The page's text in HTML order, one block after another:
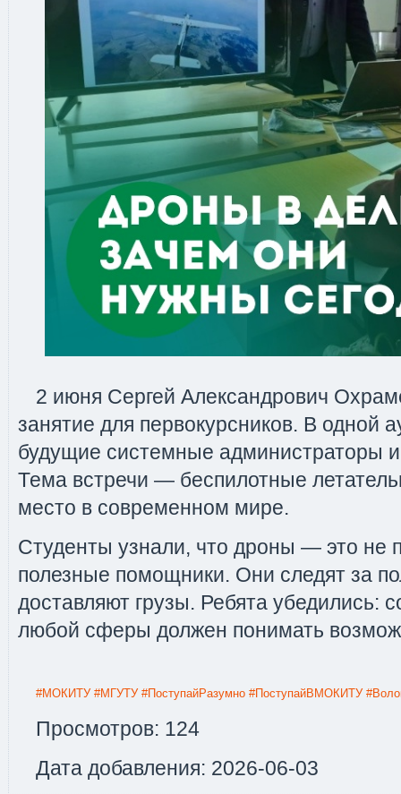
2 июня Сергей Александрович
занятие для первокурсников. В одной
будущие системные администраторы
Тема встречи — беспилотные
место в современном мире.
Студенты узнали, что дроны — это не
полезные помощники. Они следят за
доставляют грузы. Ребята убедились:
любой сферы должен понимать
#МОКИТУ #МГУТУ #ПоступайРазумно #ПоступайВМОКИТУ
Просмотров: 124
Дата добавления: 2026-06-03